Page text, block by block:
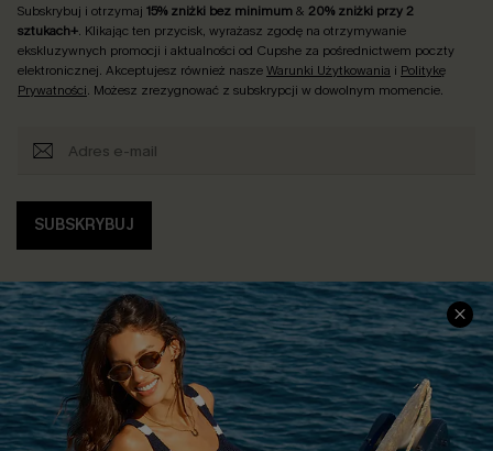
Subskrybuj i otrzymaj 15% zniżki bez minimum& 20% zniżki przy 2
sztukach+. Klikając ten przycisk, wyrażasz zgodę na otrzymywanie
ekskluzywnych promocji i aktualności od Cupshe za pośrednictwem poczty
elektronicznej. Akceptujesz również naszeWarunki Użytkowania i Politykę
Prywatności. Możesz zrezygnować z subskrypcji w dowolnym momencie.
SUBSKRYBUJ
INFORMACJE O FIRMIE
O NAS
Opinie Klientów
CENTRUM SERWISOWE
Informacje o Wysyłce
Jak Śledzić